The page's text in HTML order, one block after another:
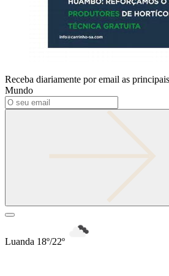
Receba diariamente por email as
Mundo
Luanda 18º/22º